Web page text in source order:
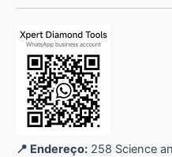
📍 Endereço: 258 Science